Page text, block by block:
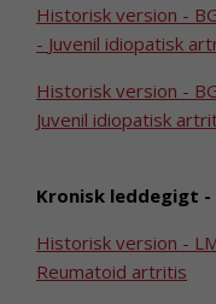
Historisk version -
- Juvenil idiopatisk
Historisk version -
Juvenil idiopatisk
Kronisk leddegigt
Historisk version -
Reumatoid artritis